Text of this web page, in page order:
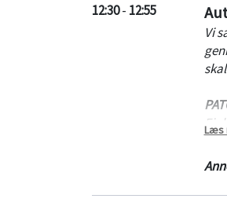
12:30- 12:55
Vi
the
Læs